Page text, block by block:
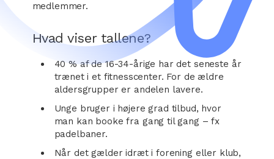
medlemmer.
Hvad viser tallene?
40 % af de 16-34-årige har det seneste år
trænet i et fitnesscenter. For de ældre
aldersgrupper er andelen lavere.
Unge bruger i højere grad tilbud, hvor
man kan booke fra gang til gang – fx
padelbaner.
Når det gælder idræt i forening eller klub,